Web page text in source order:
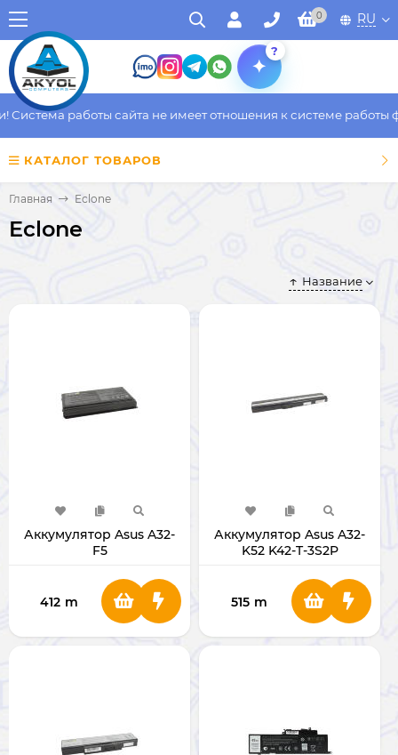
0 RU
?
работы сайта не имеет отношения к системе работы
КАТАЛОГ ТОВАРОВ
Главная Eclone
Eclone
Название
Аккумулятор Asus A32-
F5
412 m
Аккумулятор Asus A32-
K52 K42-T-3S2P
515 m